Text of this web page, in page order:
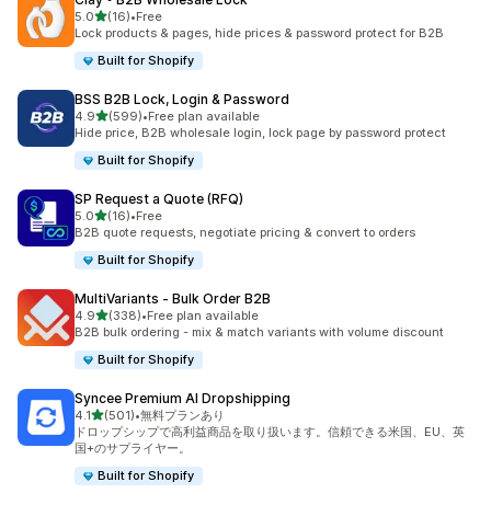
5.05つ星中
(16)
合計レビュー数：16件
•Free
Lock products & pages, hide prices & password protect for B2B
Built for Shopify
BSS B2B Lock, Login & Password
4.95つ星中
(599)
合計レビュー数：599件
•Free plan available
Hide price, B2B wholesale login, lock page by password protect
Built for Shopify
SP Request a Quote (RFQ)
5.05つ星中
(16)
合計レビュー数：16件
•Free
B2B quote requests, negotiate pricing & convert to orders
Built for Shopify
MultiVariants ‑ Bulk Order B2B
4.95つ星中
(338)
合計レビュー数：338件
•Free plan available
B2B bulk ordering - mix & match variants with volume discount
Built for Shopify
Syncee Premium AI Dropshipping
4.15つ星中
(501)
合計レビュー数：501件
•無料プランあり
ドロップシップで高利益商品を取り扱います。信頼できる米国、EU、英
国+のサプライヤー。
Built for Shopify